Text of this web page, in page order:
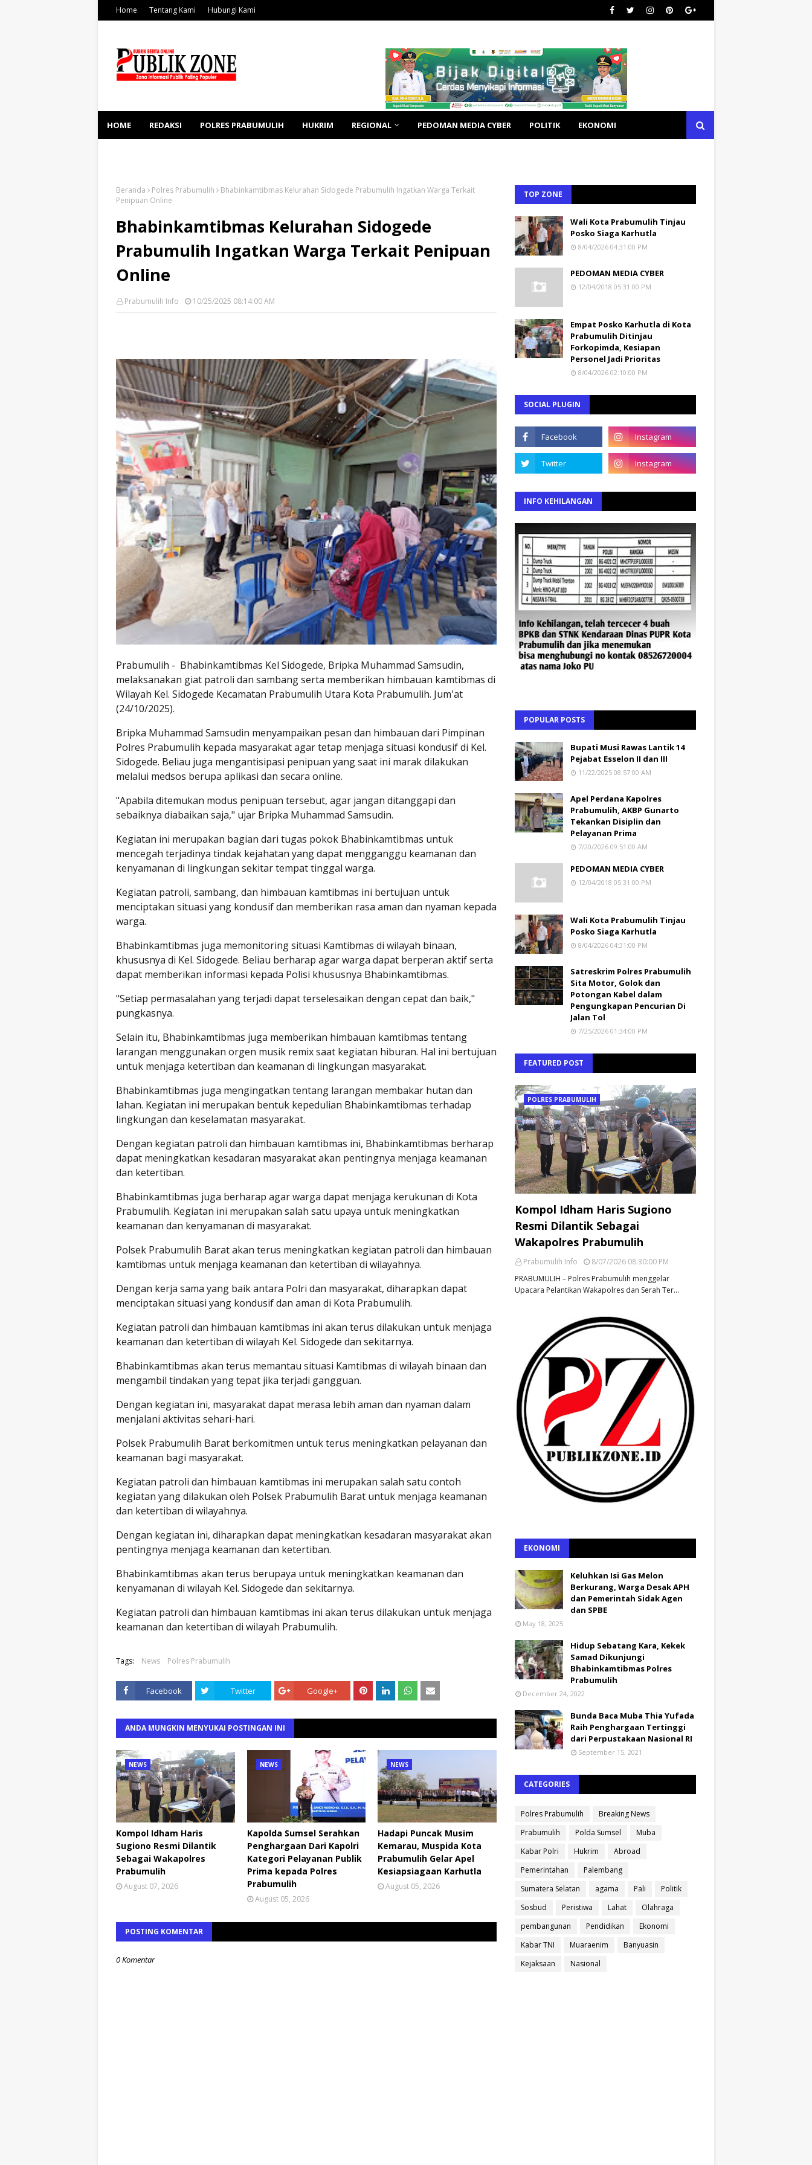
Home Tentang Kami Hubungi Kami
HOME REDAKSI POLRES PRABUMULIH HUKRIM REGIONAL PEDOMAN MEDIA CYBER POLITIK EKONOMI
Beranda Polres Prabumulih
Bhabinkamtibmas Kelurahan Sidogede Prabumulih Ingatkan Warga Terkait
Penipuan Online
Bhabinkamtibmas Kelurahan Sidogede
Prabumulih Ingatkan Warga Terkait Penipuan
Online
Prabumulih Info 10/25/2025 08:14:00 AM
Prabumulih - Bhabinkamtibmas Kel Sidogede, Bripka Muhammad Samsudin,
melaksanakan giat patroli dan sambang serta memberikan himbauan kamtibmas di
Wilayah Kel. Sidogede Kecamatan Prabumulih Utara Kota Prabumulih. Jum'at
(24/10/2025).
Bripka Muhammad Samsudin menyampaikan pesan dan himbauan dari Pimpinan
Polres Prabumulih kepada masyarakat agar tetap menjaga situasi kondusif di Kel.
Sidogede. Beliau juga mengantisipasi penipuan yang saat ini marak dilakukan
melalui medsos berupa aplikasi dan secara online.
"Apabila ditemukan modus penipuan tersebut, agar jangan ditanggapi dan
sebaiknya diabaikan saja," ujar Bripka Muhammad Samsudin.
Kegiatan ini merupakan bagian dari tugas pokok Bhabinkamtibmas untuk
mencegah terjadinya tindak kejahatan yang dapat mengganggu keamanan dan
kenyamanan di lingkungan sekitar tempat tinggal warga.
Kegiatan patroli, sambang, dan himbauan kamtibmas ini bertujuan untuk
menciptakan situasi yang kondusif dan memberikan rasa aman dan nyaman kepada
warga.
Bhabinkamtibmas juga memonitoring situasi Kamtibmas di wilayah binaan,
khususnya di Kel. Sidogede. Beliau berharap agar warga dapat berperan aktif serta
dapat memberikan informasi kepada Polisi khususnya Bhabinkamtibmas.
"Setiap permasalahan yang terjadi dapat terselesaikan dengan cepat dan baik,"
pungkasnya.
Selain itu, Bhabinkamtibmas juga memberikan himbauan kamtibmas tentang
larangan menggunakan orgen musik remix saat kegiatan hiburan. Hal ini bertujuan
untuk menjaga ketertiban dan keamanan di lingkungan masyarakat.
Bhabinkamtibmas juga mengingatkan tentang larangan membakar hutan dan
lahan. Kegiatan ini merupakan bentuk kepedulian Bhabinkamtibmas terhadap
lingkungan dan keselamatan masyarakat.
Dengan kegiatan patroli dan himbauan kamtibmas ini, Bhabinkamtibmas berharap
dapat meningkatkan kesadaran masyarakat akan pentingnya menjaga keamanan
dan ketertiban.
Bhabinkamtibmas juga berharap agar warga dapat menjaga kerukunan di Kota
Prabumulih. Kegiatan ini merupakan salah satu upaya untuk meningkatkan
keamanan dan kenyamanan di masyarakat.
Polsek Prabumulih Barat akan terus meningkatkan kegiatan patroli dan himbauan
kamtibmas untuk menjaga keamanan dan ketertiban di wilayahnya.
Dengan kerja sama yang baik antara Polri dan masyarakat, diharapkan dapat
menciptakan situasi yang kondusif dan aman di Kota Prabumulih.
Kegiatan patroli dan himbauan kamtibmas ini akan terus dilakukan untuk menjaga
keamanan dan ketertiban di wilayah Kel. Sidogede dan sekitarnya.
Bhabinkamtibmas akan terus memantau situasi Kamtibmas di wilayah binaan dan
mengambil tindakan yang tepat jika terjadi gangguan.
Dengan kegiatan ini, masyarakat dapat merasa lebih aman dan nyaman dalam
menjalani aktivitas sehari-hari.
Polsek Prabumulih Barat berkomitmen untuk terus meningkatkan pelayanan dan
keamanan bagi masyarakat.
Kegiatan patroli dan himbauan kamtibmas ini merupakan salah satu contoh
kegiatan yang dilakukan oleh Polsek Prabumulih Barat untuk menjaga keamanan
dan ketertiban di wilayahnya.
Dengan kegiatan ini, diharapkan dapat meningkatkan kesadaran masyarakat akan
pentingnya menjaga keamanan dan ketertiban.
Bhabinkamtibmas akan terus berupaya untuk meningkatkan keamanan dan
kenyamanan di wilayah Kel. Sidogede dan sekitarnya.
Kegiatan patroli dan himbauan kamtibmas ini akan terus dilakukan untuk menjaga
keamanan dan ketertiban di wilayah Prabumulih.
Tags: News Polres Prabumulih
Facebook Twitter Google+
ANDA MUNGKIN MENYUKAI POSTINGAN INI
NEWS
Kompol Idham Haris
Sugiono Resmi Dilantik
Sebagai Wakapolres
Prabumulih
August 07, 2026
NEWS
Kapolda Sumsel Serahkan
Penghargaan Dari Kapolri
Kategori Pelayanan Publik
Prima kepada Polres
Prabumulih
August 05, 2026
NEWS
Hadapi Puncak Musim
Kemarau, Muspida Kota
Prabumulih Gelar Apel
Kesiapsiagaan Karhutla
August 05, 2026
POSTING KOMENTAR
0 Komentar
TOP ZONE
Wali Kota Prabumulih Tinjau
Posko Siaga Karhutla
8/04/2026 04:31:00 PM
PEDOMAN MEDIA CYBER
12/04/2018 05:31:00 PM
Empat Posko Karhutla di Kota
Prabumulih Ditinjau
Forkopimda, Kesiapan
Personel Jadi Prioritas
8/04/2026 02:10:00 PM
SOCIAL PLUGIN
INFO KEHILANGAN
POPULAR POSTS
Bupati Musi Rawas Lantik 14
Pejabat Esselon II dan III
11/22/2025 08:57:00 AM
Apel Perdana Kapolres
Prabumulih, AKBP Gunarto
Tekankan Disiplin dan
Pelayanan Prima
7/20/2026 09:51:00 AM
PEDOMAN MEDIA CYBER
12/04/2018 05:31:00 PM
Wali Kota Prabumulih Tinjau
Posko Siaga Karhutla
8/04/2026 04:31:00 PM
Satreskrim Polres Prabumulih
Sita Motor, Golok dan
Potongan Kabel dalam
Pengungkapan Pencurian Di
Jalan Tol
7/25/2026 01:34:00 PM
FEATURED POST
POLRES PRABUMULIH
Kompol Idham Haris Sugiono
Resmi Dilantik Sebagai
Wakapolres Prabumulih
Prabumulih Info
8/07/2026 08:30:00 PM
PRABUMULIH – Polres Prabumulih menggelar
Upacara Pelantikan Wakapolres dan Serah Ter…
EKONOMI
Keluhkan Isi Gas Melon
Berkurang, Warga Desak APH
dan Pemerintah Sidak Agen
dan SPBE
May 18, 2025
Hidup Sebatang Kara, Kekek
Samad Dikunjungi
Bhabinkamtibmas Polres
Prabumulih
December 24, 2022
Bunda Baca Muba Thia Yufada
Raih Penghargaan Tertinggi
dari Perpustakaan Nasional RI
September 15, 2021
CATEGORIES
Polres Prabumulih
Breaking News
Prabumulih
Polda Sumsel
Muba
Kabar Polri
Hukrim
Abroad
Pemerintahan
Palembang
Sumatera Selatan
agama Pali
Politik
Sosbud
Peristiwa Lahat
Olahraga
pembangunan
Pendidikan
Ekonomi
Kabar TNI
Muaraenim
Banyuasin
Kejaksaan
Nasional